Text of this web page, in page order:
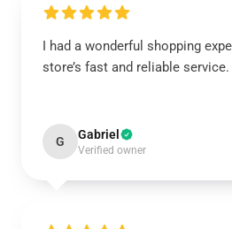
I had a wonderful shopping
store’s fast and reliable service.
G Gabriel
Verified owner